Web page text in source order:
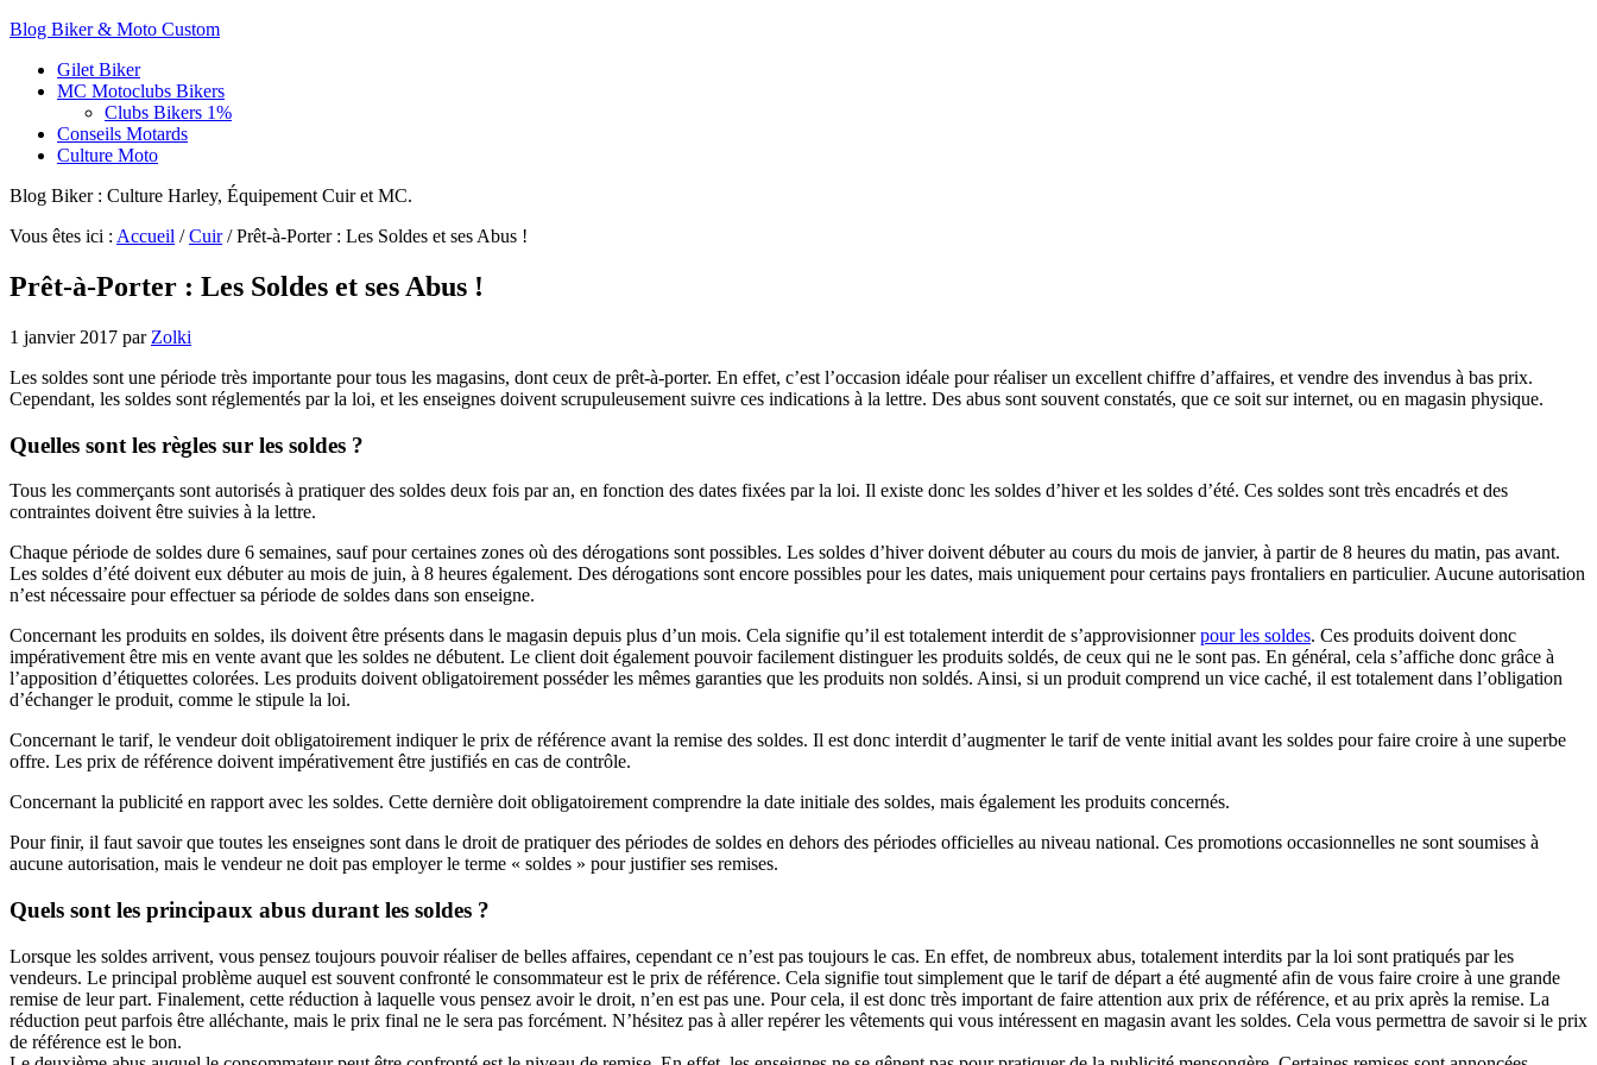
Blog Biker & Moto Custom
Gilet Biker
MC Motoclubs Bikers
Clubs Bikers 1%
Conseils Motards
Culture Moto
Blog Biker : Culture Harley, Équipement Cuir et MC.
Vous êtes ici : Accueil / Cuir /Prêt-à-Porter : Les Soldes et ses Abus !
Prêt-à-Porter : Les Soldes et ses Abus !
1 janvier 2017 par Zolki
Les soldes sont une période très importante pour tous les magasins, dont ceux de prêt-à-porter. En effet, c’est l’occasion idéale pour réaliser un excellent chiffre d’affaires, et vendre des invendus à bas prix.
Cependant, les soldes sont réglementés par la loi, et les enseignes doivent scrupuleusement suivre ces indications à la lettre. Des abus sont souvent constatés, que ce soit sur internet, ou en magasin physique.
Quelles sont les règles sur les soldes ?
Tous les commerçants sont autorisés à pratiquer des soldes deux fois par an, en fonction des dates fixées par la loi. Il existe donc les soldes d’hiver et les soldes d’été. Ces soldes sont très encadrés et des
contraintes doivent être suivies à la lettre.
Chaque période de soldes dure 6 semaines, sauf pour certaines zones où des dérogations sont possibles. Les soldes d’hiver doivent débuter au cours du mois de janvier, à partir de 8 heures du matin, pas avant.
Les soldes d’été doivent eux débuter au mois de juin, à 8 heures également. Des dérogations sont encore possibles pour les dates, mais uniquement pour certains pays frontaliers en particulier. Aucune autorisation
n’est nécessaire pour effectuer sa période de soldes dans son enseigne.
Concernant les produits en soldes, ils doivent être présents dans le magasin depuis plus d’un mois. Cela signifie qu’il est totalement interdit de s’approvisionnerpour les soldes. Ces produits doivent donc
impérativement être mis en vente avant que les soldes ne débutent. Le client doit également pouvoir facilement distinguer les produits soldés, de ceux qui ne le sont pas. En général, cela s’affiche donc grâce à
l’apposition d’étiquettes colorées. Les produits doivent obligatoirement posséder les mêmes garanties que les produits non soldés. Ainsi, si un produit comprend un vice caché, il est totalement dans l’obligation
d’échanger le produit, comme le stipule la loi.
Concernant le tarif, le vendeur doit obligatoirement indiquer le prix de référence avant la remise des soldes. Il est donc interdit d’augmenter le tarif de vente initial avant les soldes pour faire croire à une superbe
offre. Les prix de référence doivent impérativement être justifiés en cas de contrôle.
Concernant la publicité en rapport avec les soldes. Cette dernière doit obligatoirement comprendre la date initiale des soldes, mais également les produits concernés.
Pour finir, il faut savoir que toutes les enseignes sont dans le droit de pratiquer des périodes de soldes en dehors des périodes officielles au niveau national. Ces promotions occasionnelles ne sont soumises à
aucune autorisation, mais le vendeur ne doit pas employer le terme « soldes » pour justifier ses remises.
Quels sont les principaux abus durant les soldes ?
Lorsque les soldes arrivent, vous pensez toujours pouvoir réaliser de belles affaires, cependant ce n’est pas toujours le cas. En effet, de nombreux abus, totalement interdits par la loi sont pratiqués par les
vendeurs. Le principal problème auquel est souvent confronté le consommateur est le prix de référence. Cela signifie tout simplement que le tarif de départ a été augmenté afin de vous faire croire à une grande
remise de leur part. Finalement, cette réduction à laquelle vous pensez avoir le droit, n’en est pas une. Pour cela, il est donc très important de faire attention aux prix de référence, et au prix après la remise. La
réduction peut parfois être alléchante, mais le prix final ne le sera pas forcément. N’hésitez pas à aller repérer les vêtements qui vous intéressent en magasin avant les soldes. Cela vous permettra de savoir si le prix
de référence est le bon.